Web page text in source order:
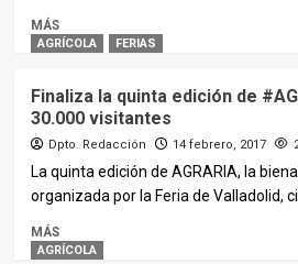
MÁS
AGRÍCOLA FERIAS
Finaliza la quinta edición de
30.000 visitantes
Dpto. Redacción 14 febrero, 2017
La quinta edición de AGRARIA, la
organizada por la Feria de Valladolid,
MÁS
AGRÍCOLA